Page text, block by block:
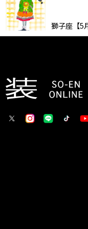
獅子座【5